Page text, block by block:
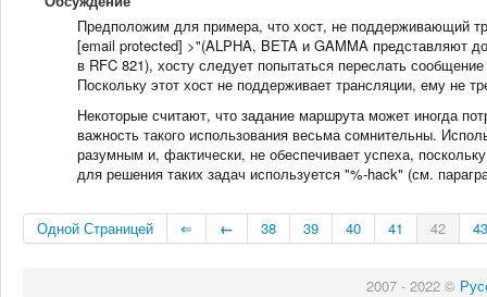
Предположим для примера, что хост, не поддерживающий
[email protected] >"(ALPHA, BETA и GAMMA представляют
в RFC 821), хосту следует попытаться переслать
Поскольку этот хост не поддерживает трансляции, ему не
Некоторые считают, что задание маршрута может иногда
важность такого использования весьма сомнительны.
разумным и, фактически, не обеспечивает успеха,
для решения таких задач используется "%-hack" (см.
Одной Страницей ⇐ ← 38 39 40 41 42 43
2007 - 2022 ©